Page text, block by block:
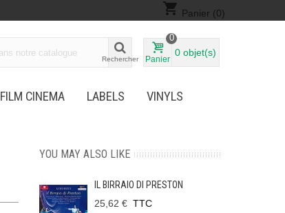
shopping_cart Panier (0)
Rechercher Panier
0
0 objet(s)
FILM CINEMA LABELS
VINYLS
YOU MAY ALSO LIKE
IL BIRRAIO DI PRESTON
25,62 € TTC